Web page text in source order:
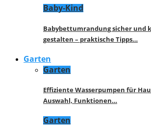
Baby-Kind
Babybettumrandung sicher und
gestalten – praktische Tipps…
Garten
Garten
Effiziente Wasserpumpen für
Auswahl, Funktionen…
Garten